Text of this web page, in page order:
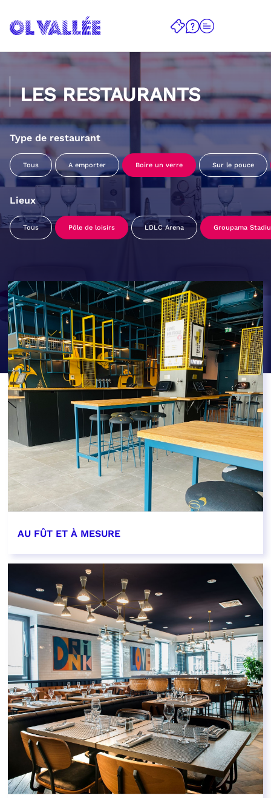
LES RESTAURANTS
Type de restaurant
Tous A emporter Boire un verre Sur le pouce
Lieux
Tous Pôle de loisirs LDLC Arena Groupama
AU FÛT ET À MESURE
EN SAVOIR PLUS